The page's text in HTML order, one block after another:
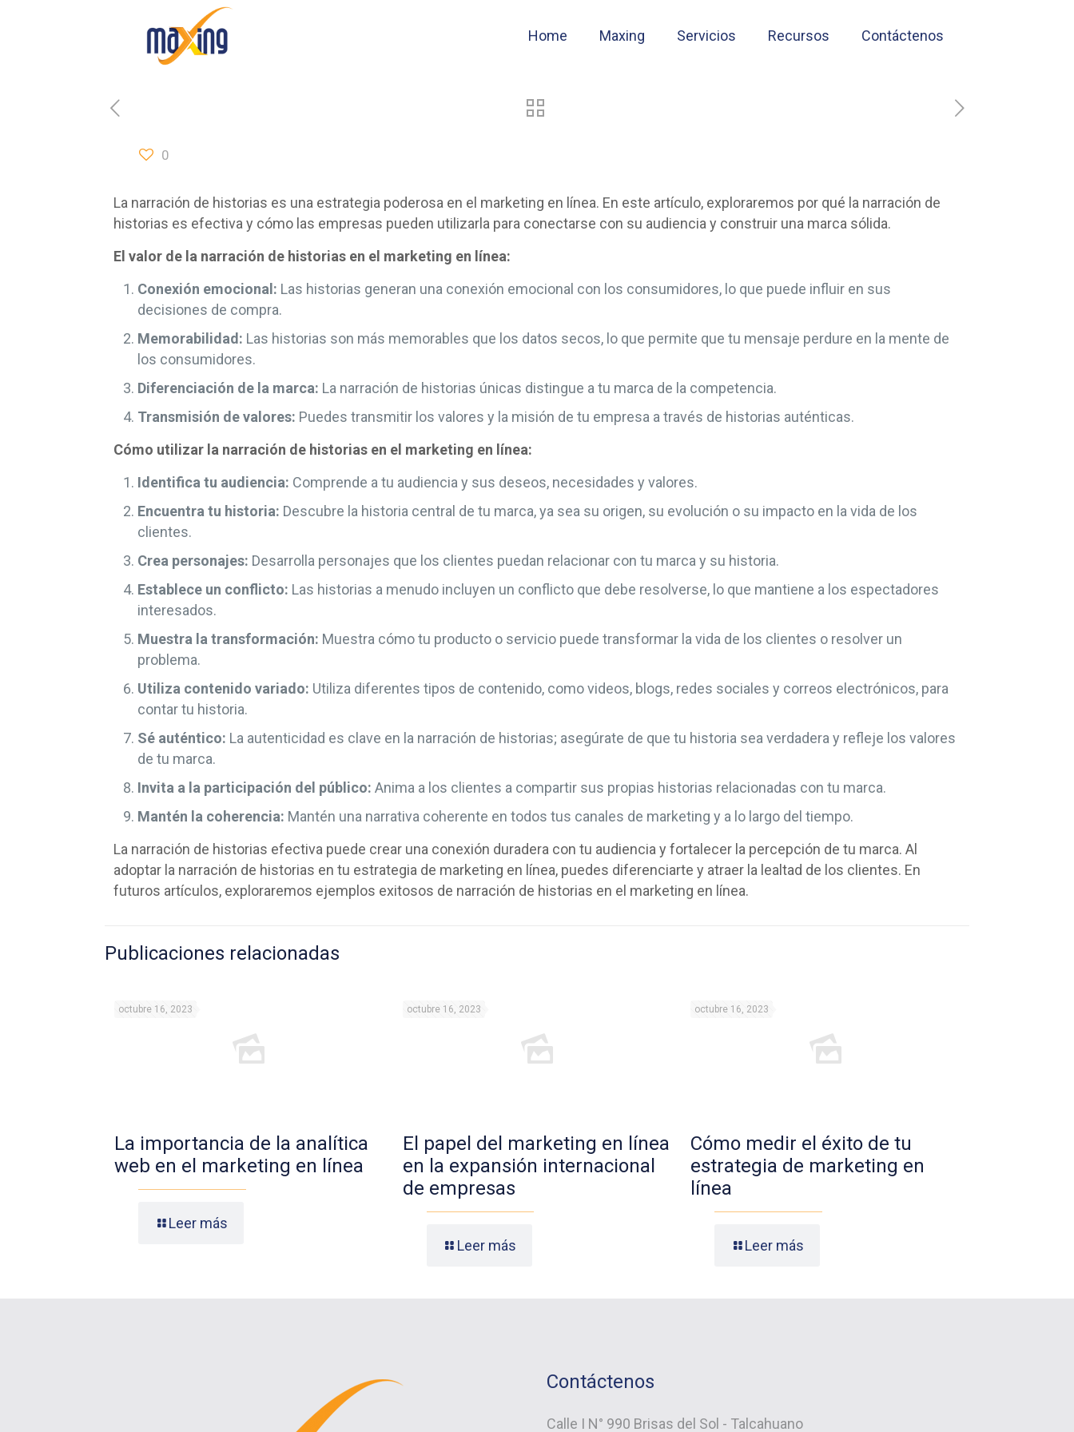
Home Maxing Servicios Recursos Contáctenos
0
La narración de historias es una estrategia poderosa en el marketing en línea. En este artículo, exploraremos por qué la narración de
historias es efectiva y cómo las empresas pueden utilizarla para conectarse con su audiencia y construir una marca sólida.
El valor de la narración de historias en el marketing en línea:
Conexión emocional: Las historias generan una conexión emocional con los consumidores, lo que puede influir en sus
decisiones de compra.
Memorabilidad: Las historias son más memorables que los datos secos, lo que permite que tu mensaje perdure en la mente de
los consumidores.
Diferenciación de la marca: La narración de historias únicas distingue a tu marca de la competencia.
Transmisión de valores: Puedes transmitir los valores y la misión de tu empresa a través de historias auténticas.
Cómo utilizar la narración de historias en el marketing en línea:
Identifica tu audiencia: Comprende a tu audiencia y sus deseos, necesidades y valores.
Encuentra tu historia: Descubre la historia central de tu marca, ya sea su origen, su evolución o su impacto en la vida de los
clientes.
Crea personajes: Desarrolla personajes que los clientes puedan relacionar con tu marca y su historia.
Establece un conflicto: Las historias a menudo incluyen un conflicto que debe resolverse, lo que mantiene a los espectadores
interesados.
Muestra la transformación: Muestra cómo tu producto o servicio puede transformar la vida de los clientes o resolver un
problema.
Utiliza contenido variado: Utiliza diferentes tipos de contenido, como videos, blogs, redes sociales y correos electrónicos, para
contar tu historia.
Sé auténtico: La autenticidad es clave en la narración de historias; asegúrate de que tu historia sea verdadera y refleje los valores
de tu marca.
Invita a la participación del público: Anima a los clientes a compartir sus propias historias relacionadas con tu marca.
Mantén la coherencia: Mantén una narrativa coherente en todos tus canales de marketing y a lo largo del tiempo.
La narración de historias efectiva puede crear una conexión duradera con tu audiencia y fortalecer la percepción de tu marca. Al
adoptar la narración de historias en tu estrategia de marketing en línea, puedes diferenciarte y atraer la lealtad de los clientes. En
futuros artículos, exploraremos ejemplos exitosos de narración de historias en el marketing en línea.
Publicaciones relacionadas
octubre 16, 2023
La importancia de la analítica
web en el marketing en línea
Leer más
octubre 16, 2023
El papel del marketing en línea
en la expansión internacional
de empresas
Leer más
octubre 16, 2023
Cómo medir el éxito de tu
estrategia de marketing en
línea
Leer más
Contáctenos
Calle I N° 990 Brisas del Sol - Talcahuano